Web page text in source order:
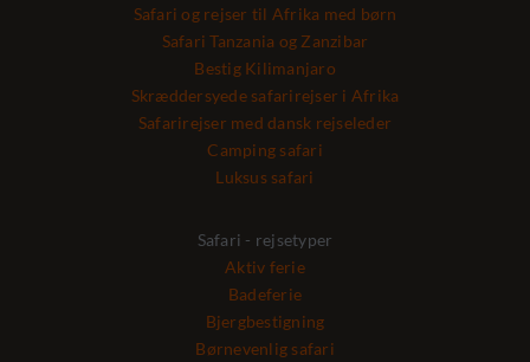
Safari og rejser til Afrika med børn
Safari Tanzania og Zanzibar
Bestig Kilimanjaro
Skræddersyede safarirejser i Afrika
Safarirejser med dansk rejseleder
Camping safari
Luksus safari
Safari - rejsetyper
Aktiv ferie
Badeferie
Bjergbestigning
Børnevenlig safari